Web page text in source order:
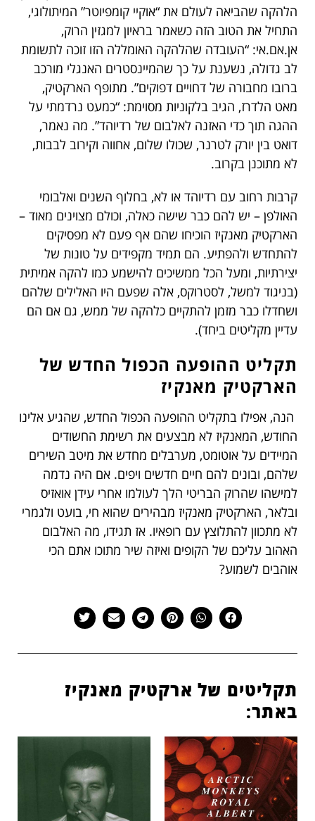
הלהקה שהביאה לעולם את “אוקיי קומפיוטר” המיתולוגי,
התחיל את הטוב הזה כשאמר בראיון למגזין הרוק,
אן.אם.אי: “העובדה שהלהקה האומללה הזו זוכה לתשומת
לב גדולה, נשענת על כך שהמיינסטרים האנגלי מורכב
ברובו מחבורה של דחויים דפוקים”. מתופף הארקטיק,
מאט הלדרז, הגיב בלקוניות מסוימת: “כמעט נרדמתי על
ההגה תוך כדי האזנה לאלבום של רדיוהד”. מה נאמר,
דואט בין יורק לטרנר, שכולו שלום, אחווה וקירוב לבבות,
לא מתוכנן בקרוב.
קרבות רחוב עם רדיוהד או לא, בחלוף השנים ואלבומי
האולפן – יש להם כבר שישה כאלה, וכולם מצוינים מאוד –
הארקטיק מאנקיז הוכיחו שהם אף פעם לא מפסיקים
להתחדש ולהפתיע. הם תמיד מקפידים על טונות של
יצירתיות, ומעל הכל ממשיכים להישמע כמו להקה אמיתית
(בניגוד למשל, לסטרוקס, אלה שפעם היו האלילים שלהם
ושחדלו כבר מזמן להתקיים כלהקה של ממש, גם אם הם
עדיין מקליטים ביחד).
תקליט ההופעה הכפול החדש של
הארקטיק מאנקיז
הנה, אפילו בתקליט ההופעה הכפול החדש, שהגיע אלינו
החודש, המאנקיז לא מבצעים את רשימת החשודים
המיידים על אוטומט, מערבלים מחדש את מיטב השירים
שלהם, ובונים להם חיים חדשים ויפים. אם היה נדמה
למישהו שהרוק הבריטי הלך לעולמו אחרי עידן אואזיס
ובלאר, הארקטיק מאנקיז מבהירים שהוא חי, בועט ולגמרי
לא מתכוון להתלוצץ עם רופאיו. אז תגידו, מה האלבום
האהוב עליכם של הקופים ואיזה שיר מתוכו אתם הכי
אוהבים לשמוע?
תקליטים של ארקטיק מאנקיז
באתר: